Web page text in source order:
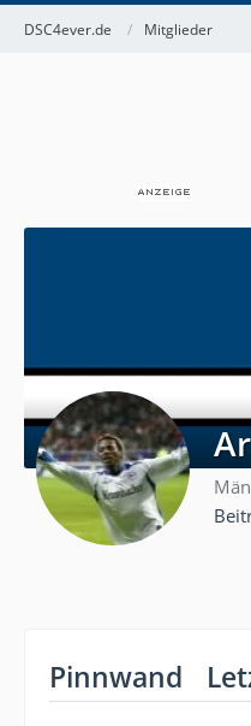
DSC4ever.de Mitglieder
Pinnwand